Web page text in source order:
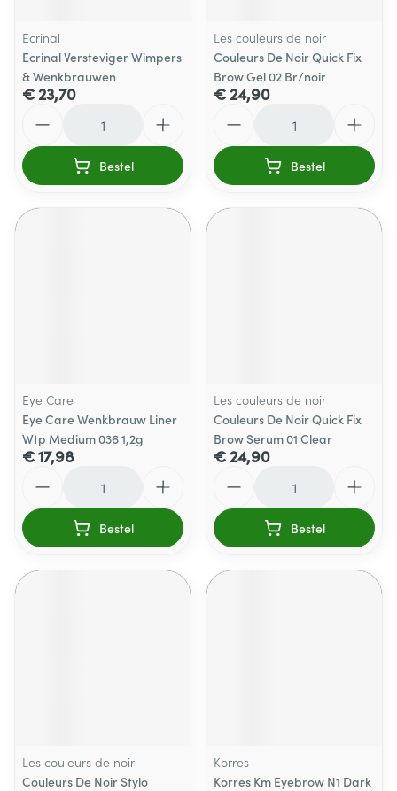
Ecrinal
Ecrinal Versteviger Wimpers
& Wenkbrauwen
€ 23,70
Bestel
Les couleurs de noir
Couleurs De Noir Quick Fix
Brow Gel 02 Br/noir
€ 24,90
Bestel
Eye Care
Eye Care Wenkbrauw Liner
Wtp Medium 036 1,2g
€ 17,98
Bestel
Les couleurs de noir
Couleurs De Noir Quick Fix
Brow Serum 01 Clear
€ 24,90
Bestel
Les couleurs de noir
Couleurs De Noir Stylo
Korres
Korres Km Eyebrow N1 Dark